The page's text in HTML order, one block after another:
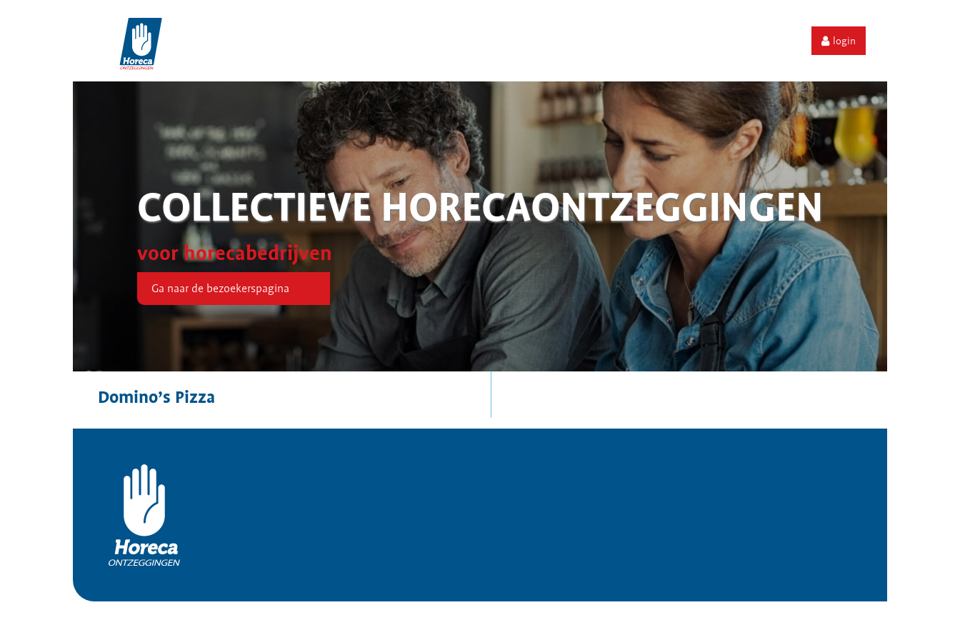
login
COLLECTIEVE HORECAONTZEGGINGEN
voor horecabedrijven
Ga naar de bezoekerspagina
Domino’s Pizza